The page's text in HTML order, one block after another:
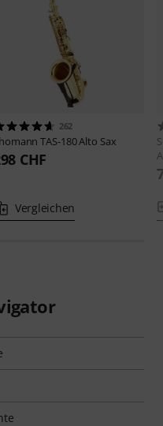
262
TAS-180 Alto Sax
CHF
Vergleichen